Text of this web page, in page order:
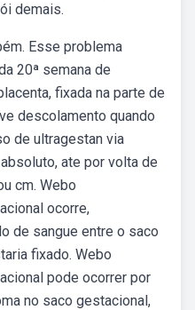
demais.
Esse problema
20ª semana de
fixada na parte de
descolamento quando
de ultragestan via
ate por volta de
cm. Webo
ocorre,
de sangue entre o saco
fixado. Webo
pode ocorrer por
no saco gestacional,